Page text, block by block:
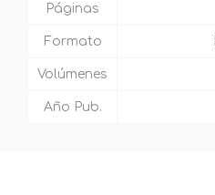
Páginas
Formato
Volúmenes
Año Pub.